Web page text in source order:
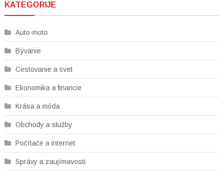
KATEGORIJE
Auto-moto
Bývanie
Cestovanie a svet
Ekonomika a financie
Krása a móda
Obchody a služby
Počítače a internet
Správy a zaujímavosti